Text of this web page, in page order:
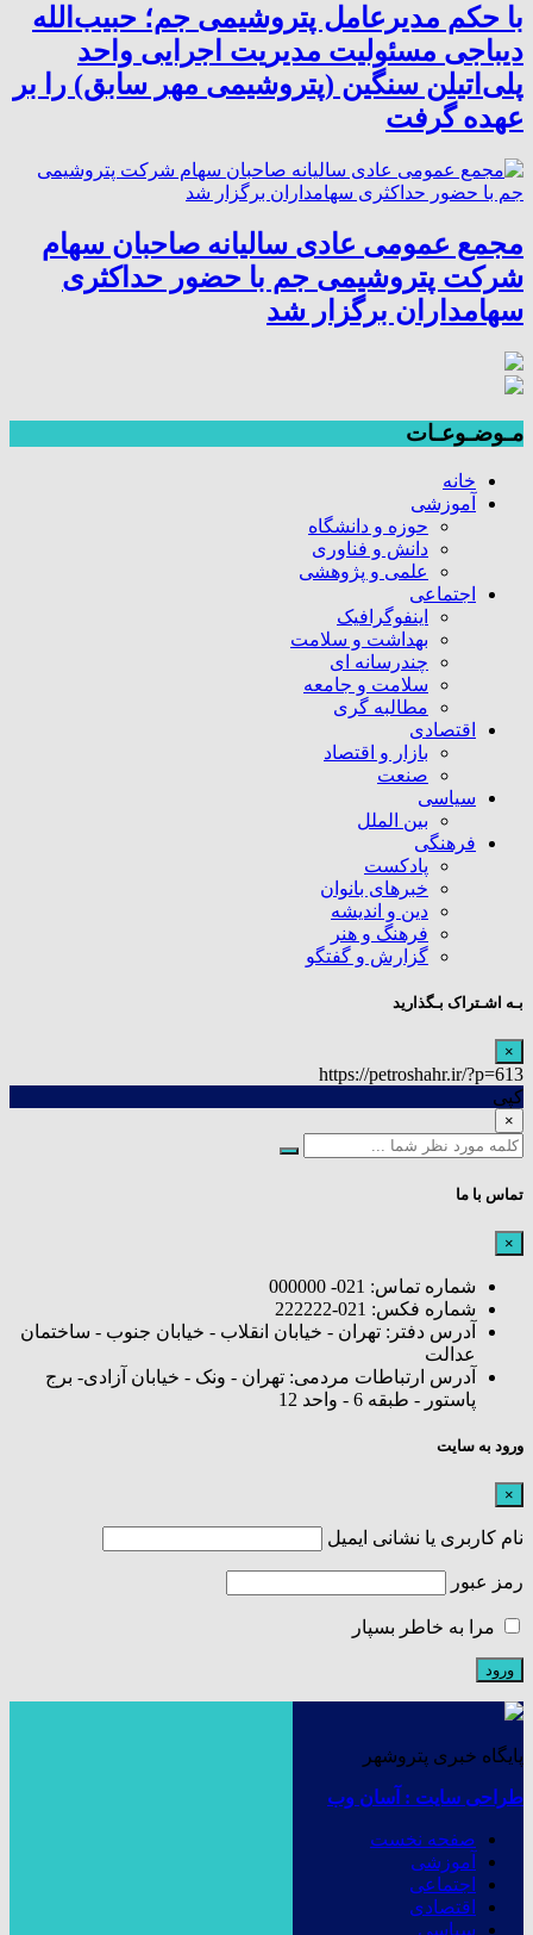
با حکم مدیرعامل پتروشیمی جم؛ حبیب‌الله
دیباجی مسئولیت مدیریت اجرایی واحد
پلی‌اتیلن سنگین (پتروشیمی مهر سابق) را بر
عهده گرفت
مجمع عمومی عادی سالیانه صاحبان سهام
شرکت پتروشیمی جم با حضور حداکثری
سهامداران برگزار شد
مـوضـوعـات
خانه
آموزشی
حوزه و دانشگاه
دانش و فناوری
علمی و پژوهشی
اجتماعی
اینفوگرافیک
بهداشت و سلامت
چندرسانه ای
سلامت و جامعه
مطالبه گری
اقتصادی
بازار و اقتصاد
صنعت
سیاسی
بین الملل
فرهنگی
پادکست
خبرهای بانوان
دین و اندیشه
فرهنگ و هنر
گزارش و گفتگو
بـه اشـتراک بـگذارید
×
https://petroshahr.ir/?p=613
کپی
×
تماس با ما
×
شماره تماس: 021- 000000
شماره فکس: 021-222222
آدرس دفتر: تهران - خیابان انقلاب - خیابان جنوب - ساختمان
عدالت
آدرس ارتباطات مردمی: تهران - ونک - خیابان آزادی- برج
پاستور - طبقه 6 - واحد 12
ورود به سایت
×
نام کاربری یا نشانی ایمیل
رمز عبور
مرا به خاطر بسپار
پایگاه خبری پتروشهر
طراحی سایت : آسان وب
صفحه نخست
آموزشی
اجتماعی
اقتصادی
سیاسی